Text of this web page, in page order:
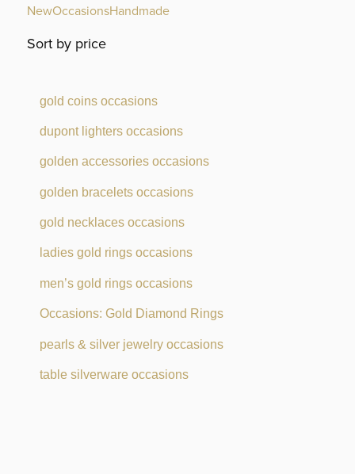
NewOccasionsHandmade
Sort by price
gold coins occasions
dupont lighters occasions
golden accessories occasions
golden bracelets occasions
gold necklaces occasions
ladies gold rings occasions
men’s gold rings occasions
Occasions: Gold Diamond Rings
pearls & silver jewelry occasions
table silverware occasions